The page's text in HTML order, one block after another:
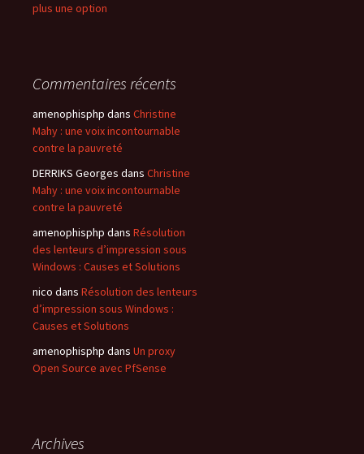
plus une option
Commentaires récents
amenophisphp dans Christine
Mahy : une voix incontournable
contre la pauvreté
DERRIKS Georges dans Christine
Mahy : une voix incontournable
contre la pauvreté
amenophisphp dans Résolution
des lenteurs d’impression sous
Windows : Causes et Solutions
nico dans Résolution des lenteurs
d’impression sous Windows :
Causes et Solutions
amenophisphp dans Un proxy
Open Source avec PfSense
Archives